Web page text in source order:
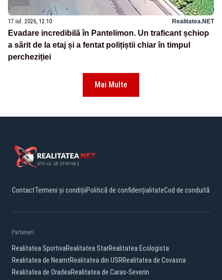
17 iul. 2026, 12:10 Realitatea.NET
Evadare incredibilă în Pantelimon. Un traficant șchiop
a sărit de la etaj și a fentat polițiștii chiar în timpul
percheziției
Mai Multe
ContactTermeni și condițiiPolitică de confidențialitateCod de conduită
Parteneri:
Realitatea SportivaRealitatea StarRealitatea Ecologista
Realitatea de NeamtRealitatea din USRRealitatea de Covasna
Realitatea de OradeaRealitatea de Caras-Severin